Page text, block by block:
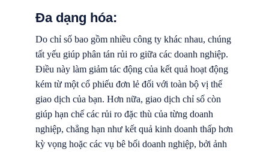
Đa dạng hóa:
Do chỉ số bao gồm nhiều công ty khác nhau, chúng
tất yếu giúp phân tán rủi ro giữa các doanh nghiệp.
Điều này làm giảm tác động của kết quả hoạt động
kém từ một cổ phiếu đơn lẻ đối với toàn bộ vị thế
giao dịch của bạn. Hơn nữa, giao dịch chỉ số còn
giúp hạn chế các rủi ro đặc thù của từng doanh
nghiệp, chẳng hạn như kết quả kinh doanh thấp hơn
kỳ vọng hoặc các vụ bê bối doanh nghiệp, bởi ảnh